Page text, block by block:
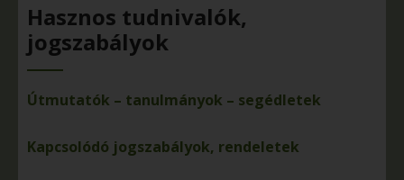
Hasznos tudnivalók,
jogszabályok
Útmutatók – tanulmányok – segédletek
Kapcsolódó jogszabályok, rendeletek